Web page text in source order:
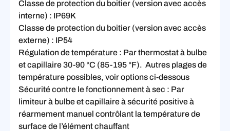
Classe de protection du boitier (version avec accès
interne) : IP69K
Classe de protection du boitier (version avec accès
externe) : IP54
Régulation de température : Par thermostat à bulbe
et capillaire 30-90 °C (85-195 °F). Autres plages de
température possibles, voir options ci-dessous
Sécurité contre le fonctionnement à sec : Par
limiteur à bulbe et capillaire à sécurité positive à
réarmement manuel contrôlant la température de
surface de l’élément chauffant